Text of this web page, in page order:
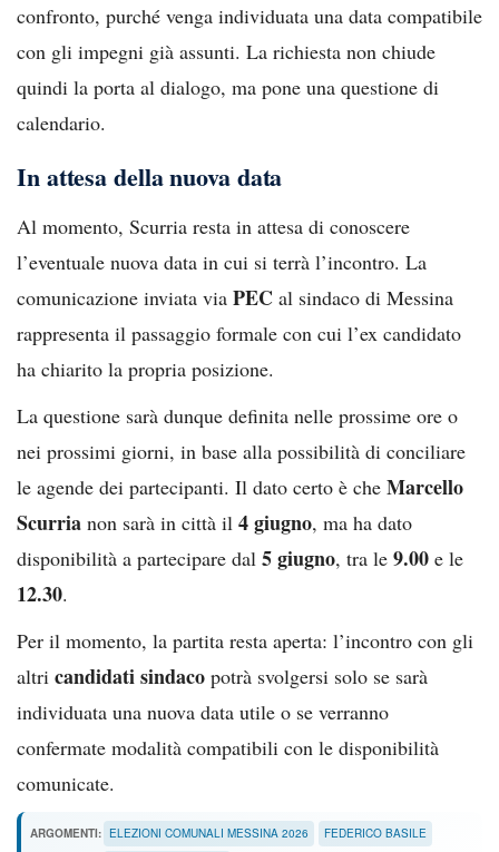
confronto, purché venga individuata una data compatibile
con gli impegni già assunti. La richiesta non chiude
quindi la porta al dialogo, ma pone una questione di
calendario.
In attesa della nuova data
Al momento, Scurria resta in attesa di conoscere
l’eventuale nuova data in cui si terrà l’incontro. La
comunicazione inviata via PEC al sindaco di Messina
rappresenta il passaggio formale con cui l’ex candidato
ha chiarito la propria posizione.
La questione sarà dunque definita nelle prossime ore o
nei prossimi giorni, in base alla possibilità di conciliare
le agende dei partecipanti. Il dato certo è che Marcello
Scurria non sarà in città il 4 giugno, ma ha dato
disponibilità a partecipare dal 5 giugno, tra le 9.00 e le
12.30.
Per il momento, la partita resta aperta: l’incontro con gli
altri candidati sindaco potrà svolgersi solo se sarà
individuata una nuova data utile o se verranno
confermate modalità compatibili con le disponibilità
comunicate.
ARGOMENTI: ELEZIONI COMUNALI MESSINA 2026
FEDERICO BASILE